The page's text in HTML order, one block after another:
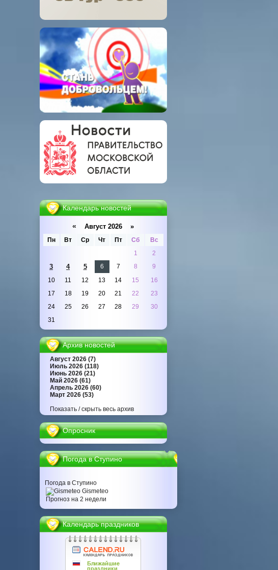
Календарь новостей
« Август 2026 »
Пн Вт Ср Чт Пт Сб
Вс
1
2
3 4 5 6 7 8
9
10
11 12 13 14 15
16
17
18 19 20 21 22
23
24
25 26 27 28 29
30
31
Архив новостей
Август 2026 (7)
Июль 2026 (118)
Июнь 2026 (21)
Май 2026 (61)
Апрель 2026 (60)
Март 2026 (53)
Показать / скрыть весь архив
Опросник
Погода в Ступино
Погода в Ступино
Gismeteo
Прогноз на 2 недели
Календарь праздников